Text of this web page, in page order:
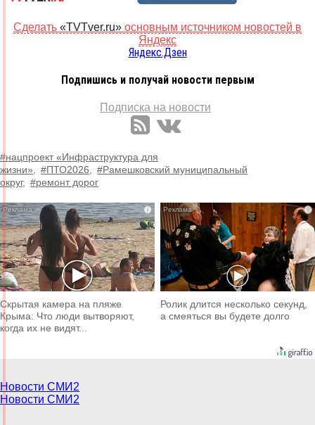
Сделать «TVTver.ru» основным источником новостей в
Яндекс
Яндекс.Дзен
Подпишись и получай новости первым
Подписка на новости
#нацпроект «Инфраструктура для
жизни», #ПТО2026, #Рамешковский муниципальный
округ, #ремонт дорог
i
Скрытая камера на пляже
Крыма: Что люди вытворяют,
когда их не видят...
i
Ролик длится несколько секунд,
а смеяться вы будете долго
Новости СМИ2
Новости СМИ2